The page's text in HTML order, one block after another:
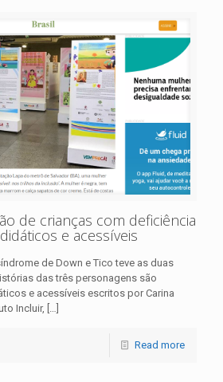
de crianças com deficiência
e acessíveis
de Down e Tico teve as duas
das três personagens são
e acessíveis escritos por Carina
Incluir, […]
Read more